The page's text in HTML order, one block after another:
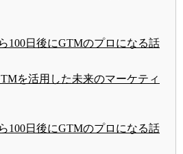
100日後にGTMのプロになる話
を活用した未来のマーケティ
100日後にGTMのプロになる話